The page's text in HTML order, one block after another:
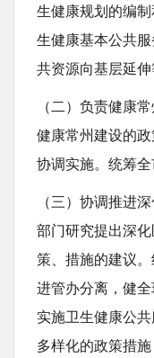
生健康规划的编
生健康基本公共
共资源向基层延伸
（二）负责健康
健康常州建设的
协调实施。统筹全
（三）协调推进
部门研究提出深
策、措施的建议
进管办分离，健
实施卫生健康公
多样化的政策措